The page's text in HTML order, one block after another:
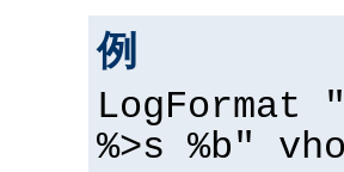
例
LogFormat
%>s %b"